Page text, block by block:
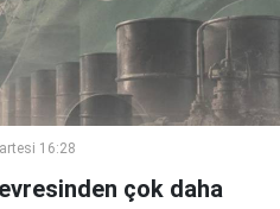
16:28
çok daha